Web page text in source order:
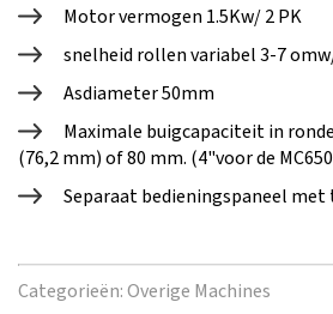
Motor vermogen 1.5Kw/ 2 PK
snelheid rollen variabel 3-7
Asdiameter 50mm
Maximale buigcapaciteit in
(76,2 mm) of 80 mm. (4"voor de
Separaat bedieningspaneel met
Categorieën:Overige Machines